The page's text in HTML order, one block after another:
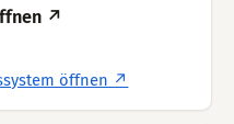
↗
öffnen ↗